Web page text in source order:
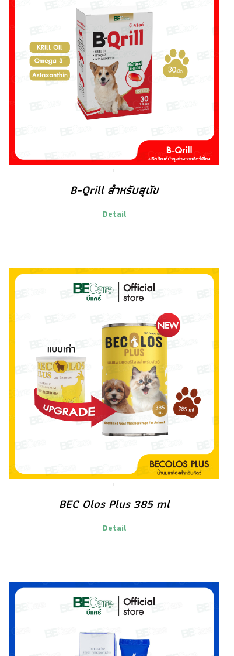
B-Qrill สำหรับสุนัข
Detail
BEC Olos Plus 385 ml
Detail